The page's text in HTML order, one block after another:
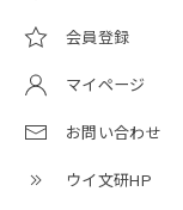
会員登録
マイページ
お問い合わせ
ウイ文研HP